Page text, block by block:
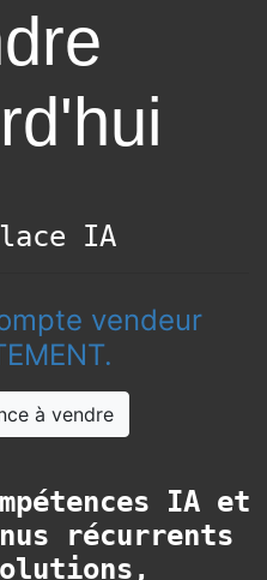
vendeur
à vendre
IA
IA et
récurrents